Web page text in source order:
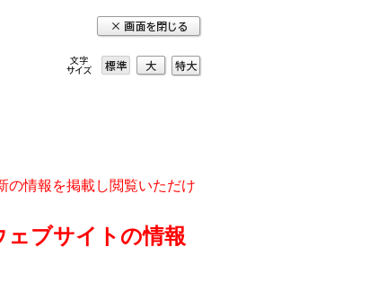
標準 大
特
大
の情報を掲載し閲覧いただけ
ェブサイトの情報